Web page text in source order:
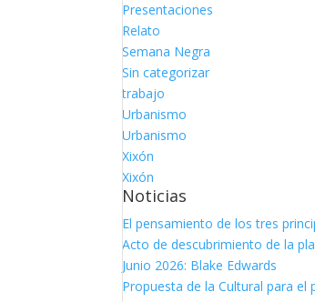
Presentaciones
Relato
Semana Negra
Sin categorizar
trabajo
Urbanismo
Urbanismo
Xixón
Xixón
Noticias
El pensamiento de los tres
Acto de descubrimiento de la
Junio 2026: Blake Edwards
Propuesta de la Cultural para el